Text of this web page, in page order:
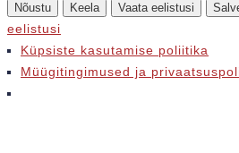
Nõustu Keela Vaata eelistusi
eelistusi
Küpsiste kasutamise poliitika
Müügitingimused ja